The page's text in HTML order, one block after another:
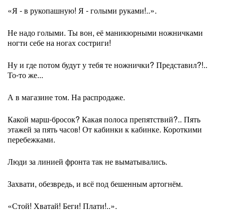
«Я - в рукопашную! Я - голыми руками!..».
Не надо голыми. Ты вон, её маникюрными ножничками
ногти себе на ногах состриги!
Ну и где потом будут у тебя те ножнички? Представил?!..
То-то же...
А в магазине том. На распродаже.
Какой марш-бросок? Какая полоса препятствий?.. Пять
этажей за пять часов! От кабинки к кабинке. Короткими
перебежками.
Люди за линией фронта так не выматывались.
Захвати, обезвредь, и всё под бешенным артогнём.
«Стой! Хватай! Беги! Плати!..».